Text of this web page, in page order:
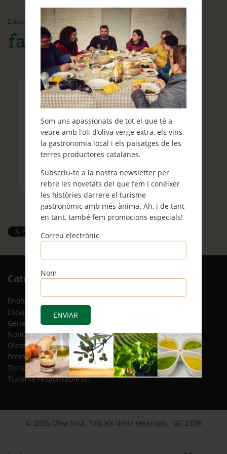
Som uns apassionats de tot el que té a
veure amb l’oli d’oliva verge extra, els vins,
la gastronomia local i els paisatges de les
terres productores catalanes.
Subscriu-te a la nostra newsletter per
rebre les novetats del que fem i conèixer
les històries darrere el turisme
gastronòmic amb més ànima. Ah, i de tant
en tant, també fem promocions especials!
Correu electrònic
Nom
Contacte
Què et ve de gust fer?
2 desembre, 2016
farmers-breakfast
Save
Categories
Enoturisme
Escapades
(12)
General
(8)
Notícies(4)
Oleoturisme(13)
Premsa(2)
Turisme gastronòmic(15)
Turisme responsable(2)
Arxiu
RSS
© 2026 Olea Soul, Tots els drets reservats · GC 2708